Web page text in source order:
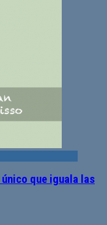
que iguala las